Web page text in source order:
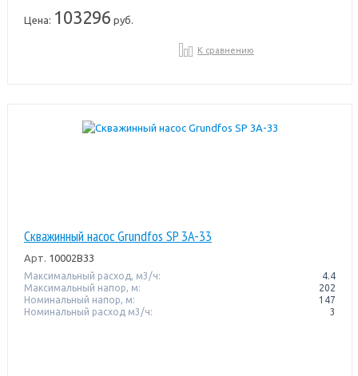
Цена: 103296 руб.
К сравнению
Скважинный насос Grundfos SP 3A-33
Арт. 10002B33
Максимальный расход, м3/ч:
4.4
Максимальный напор, м:
202
Номинальный напор, м:
147
Номинальный расход м3/ч:
3